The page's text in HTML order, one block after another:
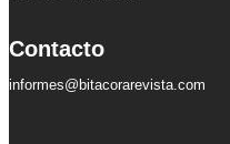
Contacto
informes@bitacorarevista.com